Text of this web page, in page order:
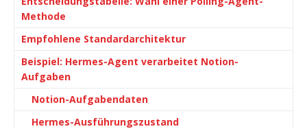
Methode
Empfohlene Standardarchitektur
Beispiel: Hermes-Agent verarbeitet Notion-
Aufgaben
Notion-Aufgabendaten
Hermes-Ausführungszustand